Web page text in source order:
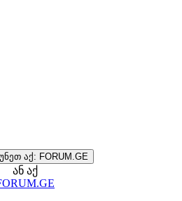
აქ: FORUM.GE
ან აქ